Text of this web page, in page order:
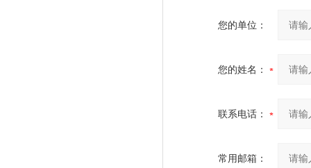
您的单位：
您的姓名：
联系电话：
常用邮箱：